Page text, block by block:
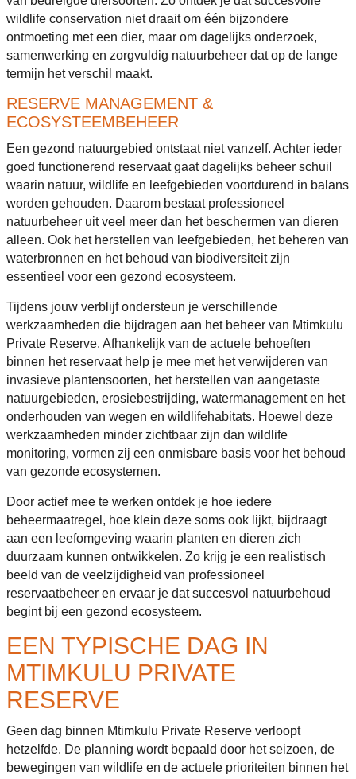
wildlife conservation niet draait om één bijzondere
ontmoeting met een dier, maar om dagelijks onderzoek,
samenwerking en zorgvuldig natuurbeheer dat op de lange
termijn het verschil maakt.
RESERVE MANAGEMENT &
ECOSYSTEEMBEHEER
Een gezond natuurgebied ontstaat niet vanzelf. Achter ieder
goed functionerend reservaat gaat dagelijks beheer schuil
waarin natuur, wildlife en leefgebieden voortdurend in balans
worden gehouden. Daarom bestaat professioneel
natuurbeheer uit veel meer dan het beschermen van dieren
alleen. Ook het herstellen van leefgebieden, het beheren van
waterbronnen en het behoud van biodiversiteit zijn
essentieel voor een gezond ecosysteem.
Tijdens jouw verblijf ondersteun je verschillende
werkzaamheden die bijdragen aan het beheer van Mtimkulu
Private Reserve. Afhankelijk van de actuele behoeften
binnen het reservaat help je mee met het verwijderen van
invasieve plantensoorten, het herstellen van aangetaste
natuurgebieden, erosiebestrijding, watermanagement en het
onderhouden van wegen en wildlifehabitats. Hoewel deze
werkzaamheden minder zichtbaar zijn dan wildlife
monitoring, vormen zij een onmisbare basis voor het behoud
van gezonde ecosystemen.
Door actief mee te werken ontdek je hoe iedere
beheermaatregel, hoe klein deze soms ook lijkt, bijdraagt
aan een leefomgeving waarin planten en dieren zich
duurzaam kunnen ontwikkelen. Zo krijg je een realistisch
beeld van de veelzijdigheid van professioneel
reservaatbeheer en ervaar je dat succesvol natuurbehoud
begint bij een gezond ecosysteem.
EEN TYPISCHE DAG IN
MTIMKULU PRIVATE
RESERVE
Geen dag binnen Mtimkulu Private Reserve verloopt
hetzelfde. De planning wordt bepaald door het seizoen, de
bewegingen van wildlife en de actuele prioriteiten binnen het